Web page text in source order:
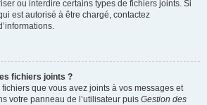
ou interdire certains types de fichiers joints. Si
est autorisé à être chargé, contactez
fichiers joints ?
que vous avez joints à vos messages et
votre panneau de l’utilisateur puis Gestion des